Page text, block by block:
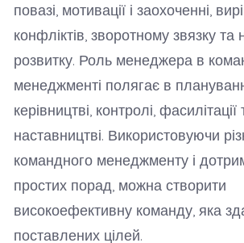
повазі, мотивації і заохоченні,
конфліктів, зворотному звязку та
розвитку. Роль менеджера в
менеджменті полягає в
керівництві, контролі, фасилітації
наставництві. Використовуючи
командного менеджменту і
простих порад, можна створити
високоефективну команду, яка
поставлених цілей.